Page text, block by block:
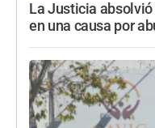
La Justicia
en una causa por